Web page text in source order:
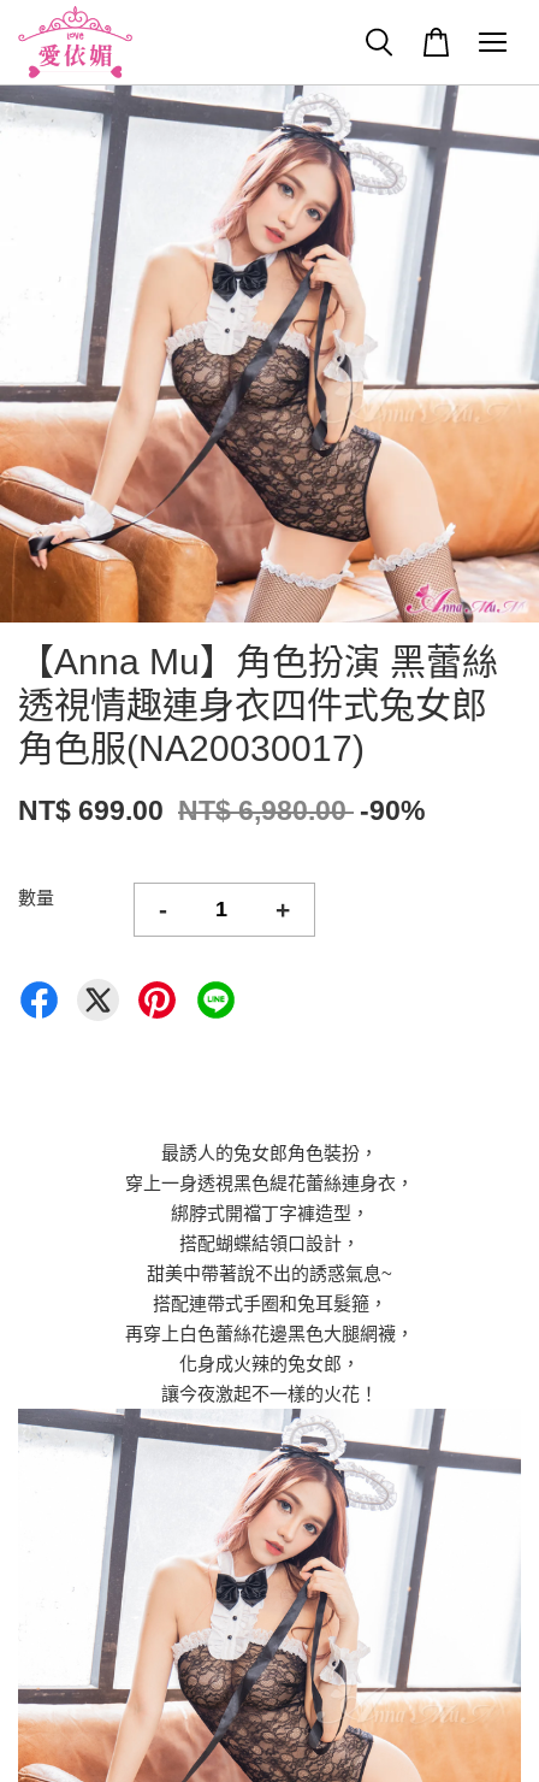
【Anna Mu】角色扮演 黑蕾絲
透視情趣連身衣四件式兔女郎
角色服(NA20030017)
NT$ 699.00 NT$ 6,980.00 -90%
數量 - +
最誘人的兔女郎角色裝扮，
穿上一身透視黑色緹花蕾絲連身衣，
綁脖式開襠丁字褲造型，
搭配蝴蝶結領口設計，
甜美中帶著說不出的誘惑氣息~
搭配連帶式手圈和兔耳髮箍，
再穿上白色蕾絲花邊黑色大腿網襪，
化身成火辣的兔女郎，
讓今夜激起不一樣的火花！